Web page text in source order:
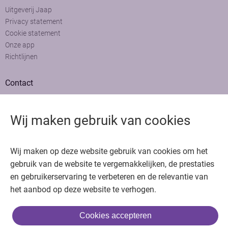
Wij maken gebruik van cookies
Wij maken op deze website gebruik van cookies om het
gebruik van de website te vergemakkelijken, de prestaties
en gebruikerservaring te verbeteren en de relevantie van
het aanbod op deze website te verhogen.
Cookies accepteren
Bedankt voor het bezoeken van Oncologie.nu
Krijg gratis toegang in 30 seconden of log in om verder te gaan
of
Uitgeverij Jaap
Privacy statement
Cookie statement
Onze app
Richtlijnen
Contact
Adverteren
Copyright © 2026. Uitgeverij Jaap. Alle rechten voorbehouden.